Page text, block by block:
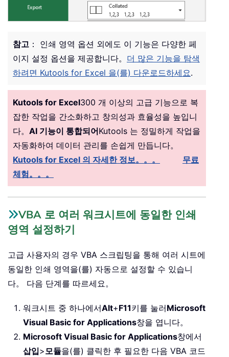
참고 ： 인쇄 영역 옵션 외에도 이 기능은 다양한 페
이지 설정 옵션을 제공합니다。 더 많은 기능을 탐색
하려면 Kutools for Excel 을(를) 다운로드하세요.
Kutools for Excel300 개 이상의 고급 기능으로 복
잡한 작업을 간소화하고 창의성과 효율성을 높입니
다。 AI 기능이 통합되어Kutools 는 정밀하게 작업을
자동화하여 데이터 관리를 손쉽게 만듭니다。
Kutools for Excel 의 자세한 정보。。。
무료
체험。。。
VBA 로 여러 워크시트에 동일한 인쇄
영역 설정하기
고급 사용자의 경우 VBA 스크립팅을 통해 여러 시트에
동일한 인쇄 영역을(를) 자동으로 설정할 수 있습니
다。 다음 단계를 따르세요。
워크시트 중 하나에서Alt+F11키를 눌러Microsoft
Visual Basic for Applications창을 엽니다。
Microsoft Visual Basic for Applications창에서
삽입>모듈을(를) 클릭한 후 필요한 다음 VBA 코드